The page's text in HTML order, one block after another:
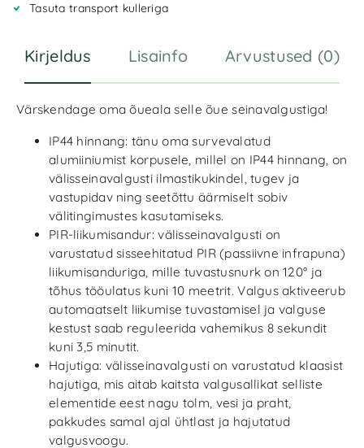
Tasuta transport kulleriga
Kirjeldus Lisainfo Arvustused (0)
Värskendage oma õueala selle õue seinavalgustiga!
IP44 hinnang: tänu oma survevalatud
alumiiniumist korpusele, millel on IP44 hinnang, on
välisseinavalgusti ilmastikukindel, tugev ja
vastupidav ning seetõttu äärmiselt sobiv
välitingimustes kasutamiseks.
PIR-liikumisandur: välisseinavalgusti on
varustatud sisseehitatud PIR (passiivne infrapuna)
liikumisanduriga, mille tuvastusnurk on 120° ja
tõhus tööulatus kuni 10 meetrit. Valgus aktiveerub
automaatselt liikumise tuvastamisel ja valguse
kestust saab reguleerida vahemikus 8 sekundit
kuni 3,5 minutit.
Hajutiga: välisseinavalgusti on varustatud klaasist
hajutiga, mis aitab kaitsta valgusallikat selliste
elementide eest nagu tolm, vesi ja praht,
pakkudes samal ajal ühtlast ja hajutatud
valgusvoogu.